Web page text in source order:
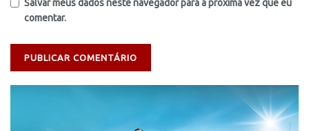
Salvar meus dados neste navegador para a próxima vez que eu
comentar.